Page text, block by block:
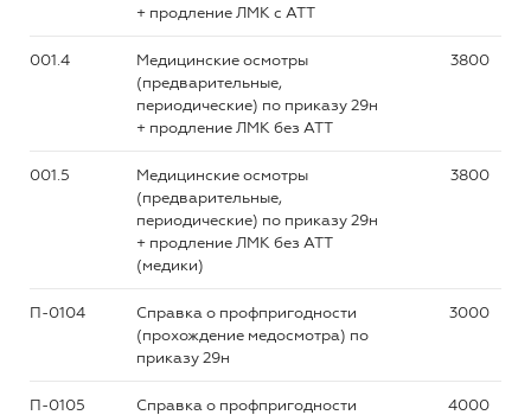
+ продление ЛМК с АТТ
001.4
Медицинские осмотры
(предварительные,
периодические) по приказу 29н
+ продление ЛМК без АТТ
3800
001.5
Медицинские осмотры
(предварительные,
периодические) по приказу 29н
+ продление ЛМК без АТТ
(медики)
3800
П-0104
Справка о профпригодности
(прохождение медосмотра) по
приказу 29н
3000
П-0105
Справка о профпригодности
4000